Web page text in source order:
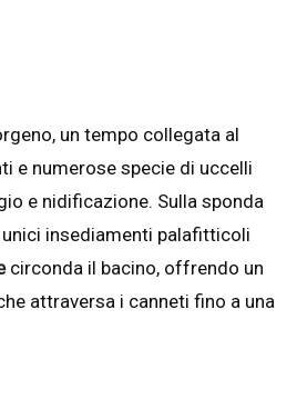
un tempo collegata al
e numerose specie di uccelli
e nidificazione. Sulla sponda
insediamenti palafitticoli
circonda il bacino, offrendo un
attraversa i canneti fino a una